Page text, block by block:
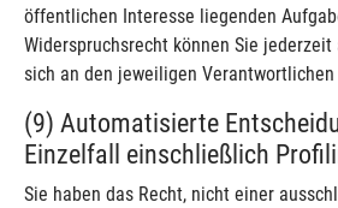
öffentlichen Interesse liegenden
Widerspruchsrecht können Sie jederzeit
sich an den jeweiligen Verantwortlichen
(9) Automatisierte
Einzelfall einschließlich
Sie haben das Recht, nicht einer